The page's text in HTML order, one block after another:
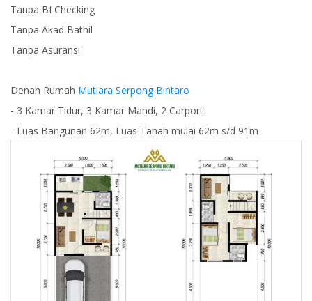
Tanpa BI Checking
Tanpa Akad Bathil
Tanpa Asuransi
Denah Rumah Mutiara Serpong Bintaro
- 3 Kamar Tidur, 3 Kamar Mandi, 2 Carport
- Luas Bangunan 62m, Luas Tanah mulai 62m s/d 91m